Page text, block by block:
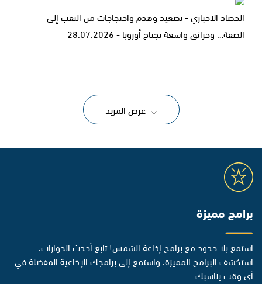
الحصاد الاخباري - تصعيد وهدم واحتجاجات من النقب إلى
الضفة… وحرائق واسعة تجتاح أوروبا - 28.07.2026
عرض المزيد
برامج مميزة
استمع بلا حدود مع برامج إذاعة الشمس! تابع أحدث الحوارات،
استكشف البرامج المميزة، واستمع إلى برامجك الإذاعية المفضلة في
أي وقت يناسبك.